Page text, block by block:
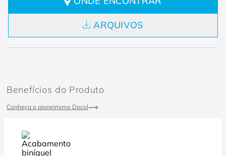
ARQUIVOS
Benefícios do Produto
Conheça o pioneirismo Docol